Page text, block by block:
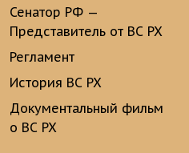
Сенатор РФ —
Представитель от ВС РХ
Регламент
История ВС РХ
Документальный фильм
о ВС РХ